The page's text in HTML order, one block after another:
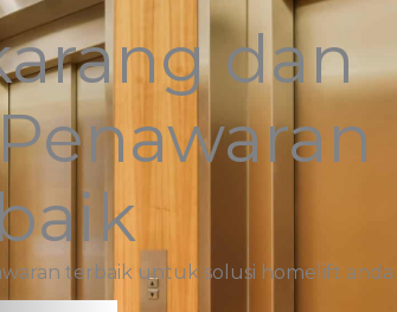
dan
terbaik untuk solusi homelift anda.